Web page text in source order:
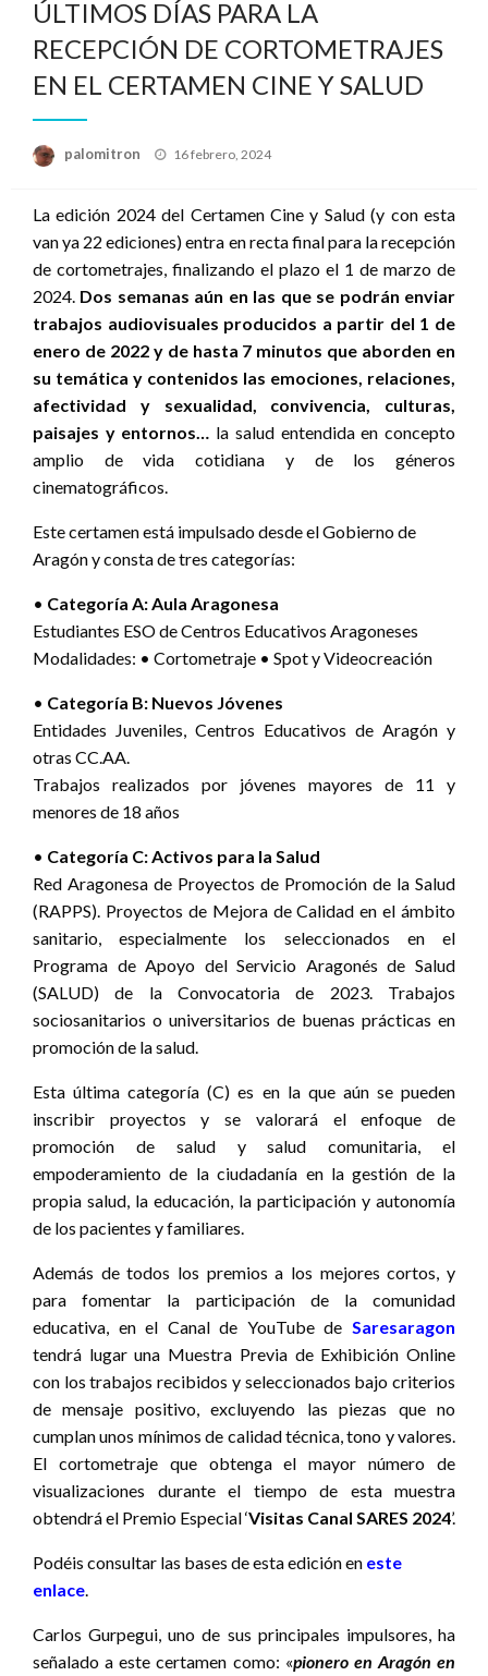
ÚLTIMOS DÍAS PARA LA
RECEPCIÓN DE CORTOMETRAJES
EN EL CERTAMEN CINE Y SALUD
palomitron
Publicado
16 febrero, 2024
La edición 2024 del Certamen Cine y Salud (y con esta
van ya 22 ediciones) entra en recta final para la recepción
de cortometrajes, finalizando el plazo el 1 de marzo de
2024. Dos semanas aún en las que se podrán enviar
trabajos audiovisuales producidos a partir del 1 de
enero de 2022 y de hasta 7 minutos que aborden en
su temática y contenidos las emociones, relaciones,
afectividad y sexualidad, convivencia, culturas,
paisajes y entornos… la salud entendida en concepto
amplio de vida cotidiana y de los géneros
cinematográficos.
Este certamen está impulsado desde el Gobierno de
Aragón y consta de tres categorías:
• Categoría A: Aula Aragonesa
Estudiantes ESO de Centros Educativos Aragoneses
Modalidades: • Cortometraje • Spot y Videocreación
• Categoría B: Nuevos Jóvenes
Entidades Juveniles, Centros Educativos de Aragón y
otras CC.AA.
Trabajos realizados por jóvenes mayores de 11 y
menores de 18 años
• Categoría C: Activos para la Salud
Red Aragonesa de Proyectos de Promoción de la Salud
(RAPPS). Proyectos de Mejora de Calidad en el ámbito
sanitario, especialmente los seleccionados en el
Programa de Apoyo del Servicio Aragonés de Salud
(SALUD) de la Convocatoria de 2023. Trabajos
sociosanitarios o universitarios de buenas prácticas en
promoción de la salud.
Esta última categoría (C) es en la que aún se pueden
inscribir proyectos y se valorará el enfoque de
promoción de salud y salud comunitaria, el
empoderamiento de la ciudadanía en la gestión de la
propia salud, la educación, la participación y autonomía
de los pacientes y familiares.
Además de todos los premios a los mejores cortos, y
para fomentar la participación de la comunidad
educativa, en el Canal de YouTube de Saresaragon
tendrá lugar una Muestra Previa de Exhibición Online
con los trabajos recibidos y seleccionados bajo criterios
de mensaje positivo, excluyendo las piezas que no
cumplan unos mínimos de calidad técnica, tono y valores.
El cortometraje que obtenga el mayor número de
visualizaciones durante el tiempo de esta muestra
obtendrá el Premio Especial ‘Visitas Canal SARES 2024’.
Podéis consultar las bases de esta edición en este
enlace.
Carlos Gurpegui, uno de sus principales impulsores, ha
señalado a este certamen como: «pionero en Aragón en